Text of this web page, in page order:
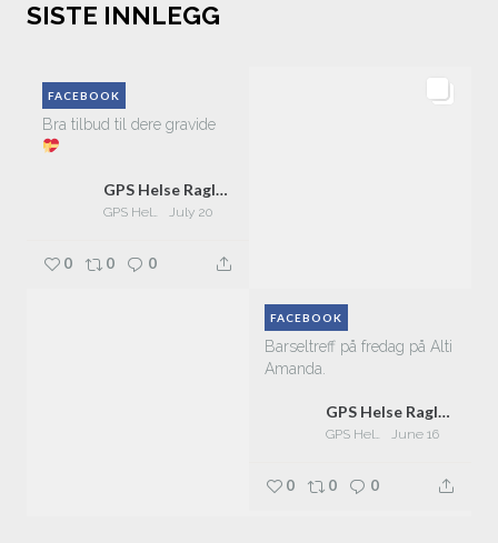
SISTE INNLEGG
Bra tilbud til dere gravide
GPS Helse Raglamyr
GPS Helse Raglamyr July 20
FACEBOOK
0 0 0
Barseltreff på fredag på Alti
Amanda.
GPS Helse Raglamyr
GPS Helse Raglamyr June 16
FACEBOOK
0 0 0